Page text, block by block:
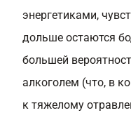
энергетиками,
дольше остаются
большей
алкоголем (что, в
к тяжелому